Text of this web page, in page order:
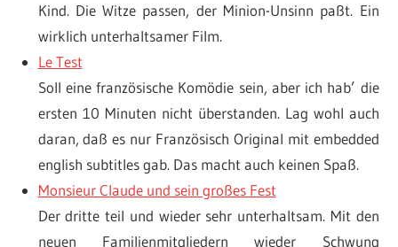
Kind. Die Witze passen, der Minion-Unsinn paßt. Ein
wirklich unterhaltsamer Film.
Le Test
Soll eine französische Komödie sein, aber ich hab’ die
ersten 10 Minuten nicht überstanden. Lag wohl auch
daran, daß es nur Französisch Original mit embedded
english subtitles gab. Das macht auch keinen Spaß.
Monsieur Claude und sein großes Fest
Der dritte teil und wieder sehr unterhaltsam. Mit den
neuen Familienmitgliedern wieder Schwung